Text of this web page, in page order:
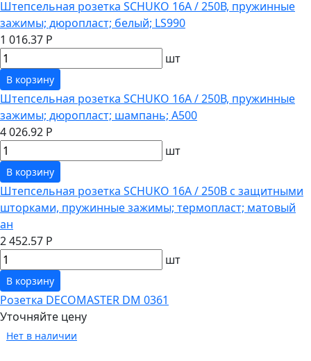
Штепсельная розетка SCHUKO 16А / 250В, пружинные
зажимы; дюропласт; белый; LS990
1 016.37 Р
шт
В корзину
Штепсельная розетка SCHUKO 16А / 250В, пружинные
зажимы; дюропласт; шампань; A500
4 026.92 Р
шт
В корзину
Штепсельная розетка SCHUKO 16А / 250В с защитными
шторками, пружинные зажимы; термопласт; матовый
ан
2 452.57 Р
шт
В корзину
Розетка DECOMASTER DM 0361
Уточняйте цену
Нет в наличии